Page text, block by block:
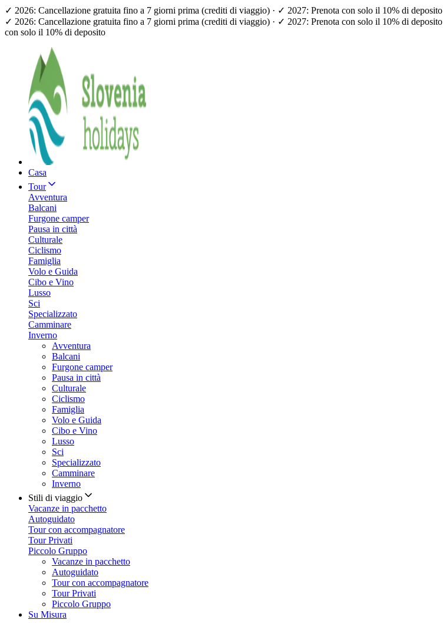
✓ 2026: Cancellazione gratuita fino a 7 giorni prima (crediti di viaggio) · ✓ 2027: Prenota con solo il 10% di deposito
✓ 2026: Cancellazione gratuita fino a 7 giorni prima (crediti di viaggio) · ✓ 2027: Prenota con solo il 10% di deposito
con solo il 10% di deposito
Casa
Tour
Avventura
Balcani
Furgone camper
Pausa in città
Culturale
Ciclismo
Famiglia
Volo e Guida
Cibo e Vino
Lusso
Sci
Specializzato
Camminare
Inverno
Avventura
Balcani
Furgone camper
Pausa in città
Culturale
Ciclismo
Famiglia
Volo e Guida
Cibo e Vino
Lusso
Sci
Specializzato
Camminare
Inverno
Stili di viaggio
Vacanze in pacchetto
Autoguidato
Tour con accompagnatore
Tour Privati
Piccolo Gruppo
Vacanze in pacchetto
Autoguidato
Tour con accompagnatore
Tour Privati
Piccolo Gruppo
Su Misura